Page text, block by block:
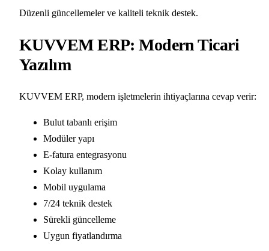
Düzenli güncellemeler ve kaliteli teknik destek.
KUVVEM ERP: Modern Ticari
Yazılım
KUVVEM ERP, modern işletmelerin ihtiyaçlarına cevap verir:
Bulut tabanlı erişim
Modüler yapı
E-fatura entegrasyonu
Kolay kullanım
Mobil uygulama
7/24 teknik destek
Sürekli güncelleme
Uygun fiyatlandırma